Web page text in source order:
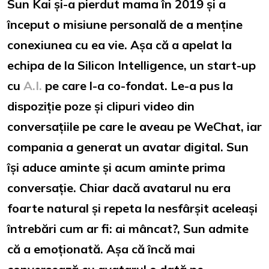
Sun Kai și-a pierdut mama în 2019 și a
început o misiune personală de a menține
conexiunea cu ea vie. Așa că a apelat la
echipa de la Silicon Intelligence, un start-up
cu A.I. pe care l-a co-fondat. Le-a pus la
dispoziție poze și clipuri video din
conversațiile pe care le aveau pe WeChat, iar
compania a generat un avatar digital. Sun
își aduce aminte și acum aminte prima
conversație. Chiar dacă avatarul nu era
foarte natural și repeta la nesfârșit aceleași
întrebări cum ar fi: ai mâncat?, Sun admite
că a emoționată. Așa că încă mai